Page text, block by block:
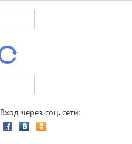
Вход через соц. сети: